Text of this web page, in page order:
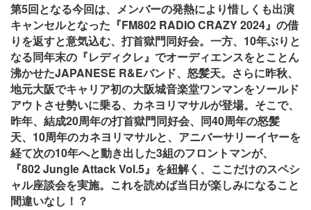
第5回となる今回は、メンバーの発熱により惜しくも出演
キャンセルとなった『FM802 RADIO CRAZY 2024』の借
りを返すと意気込む、打首獄門同好会。一方、10年ぶりと
なる同年末の『レディクレ』でオーディエンスをとことん
沸かせたJAPANESE R&E​バンド、怒髪天。さらに昨秋、
地元大阪でキャリア初の大阪城音楽堂ワンマンをソールド
アウトさせ勢いに乗る、カネヨリマサルが登場。そこで、
昨年、結成20周年の打首獄門同好会、同40周年の怒髪
天、10周年のカネヨリマサルと、アニバーサリーイヤーを
経て次の10年へと動き出した3組のフロントマンが、
『802 Jungle Attack Vol.5』を紐解く、ここだけのスペシ
ャル座談会を実施。これを読めば当日が楽しみになること
間違いなし！？